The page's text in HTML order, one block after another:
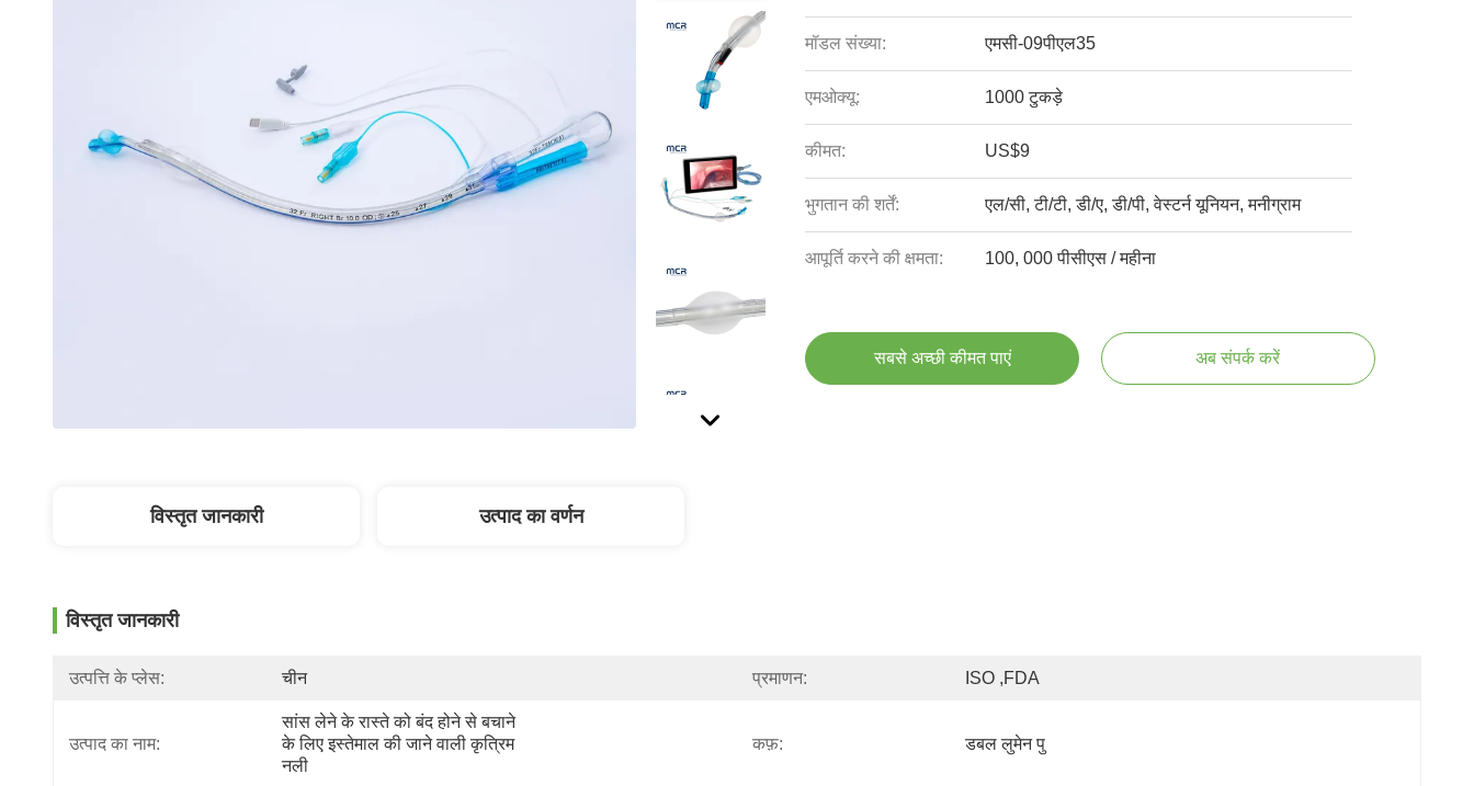
मॉडल संख्या: एमसी-09पीएल35
एमओक्यू: 1000 टुकड़े
कीमत: US$9
भुगतान की शर्तें: एल/सी, टी/टी, डी/ए, डी/पी, वेस्टर्न यूनियन, मनीग्राम
आपूर्ति करने की क्षमता: 100, 000 पीसीएस / महीना
सबसे अच्छी कीमत पाएं अब संपर्क करें
विस्तृत जानकारी उत्पाद का वर्णन
विस्तृत जानकारी
उत्पत्ति के प्लेस: चीन प्रमाणन: ISO ,FDA
उत्पाद का नाम:
सांस लेने के रास्ते को बंद होने से बचाने
के लिए इस्तेमाल की जाने वाली कृत्रिम
नली
कफ़: डबल लुमेन पु